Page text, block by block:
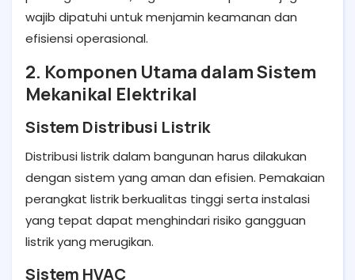
wajib dipatuhi untuk menjamin keamanan dan
efisiensi operasional.
2. Komponen Utama dalam Sistem
Mekanikal Elektrikal
Sistem Distribusi Listrik
Distribusi listrik dalam bangunan harus dilakukan
dengan sistem yang aman dan efisien. Pemakaian
perangkat listrik berkualitas tinggi serta instalasi
yang tepat dapat menghindari risiko gangguan
listrik yang merugikan.
Sistem HVAC